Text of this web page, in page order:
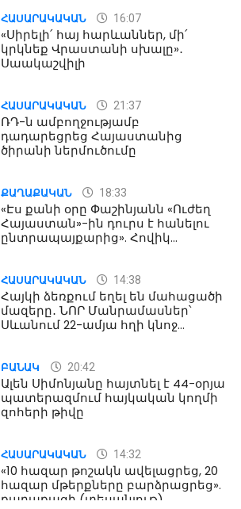
ՀԱՍԱՐԱԿԱԿԱՆ 16:07
«Սիրելի՛ հայ հարևաններ, մի՛
կրկնեք Վրաստանի սխալը»․
Սաակաշվիլի
ՀԱՍԱՐԱԿԱԿԱՆ 21:37
ՌԴ-ն ամբողջությամբ
դադարեցրեց Հայաստանից
ծիրանի ներմուծումը
ՔԱՂԱՔԱԿԱՆ 18:33
«Էս քանի օրը Փաշինյանն «Ուժեղ
Հայաստան»-ին դուրս է հանելու
ընտրապայքարից». Հովիկ
ՀԱՍԱՐԱԿԱԿԱՆ 14:38
Հայկի ձեռքում եղել են մահացածի
մազերը․ ՆՈՐ Մանրամասներ՝
Սևանում 22-ամյա հղի կնոջ
ԲԱՆԱԿ 20:42
Ալեն Սիմոնյանը հայտնել է 44-օրյա
պատերազմում հայկական կողմի
զոհերի թիվը
ՀԱՍԱՐԱԿԱԿԱՆ 14:32
«10 հազար թոշակն ավելացրեց, 20
հազար մթերքները բարձրացրեց».
քաղաքացի (տեսանյութ)